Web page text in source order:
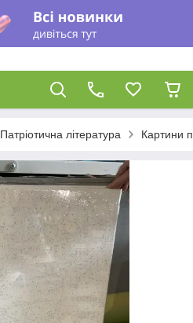
Патріотична література Картини